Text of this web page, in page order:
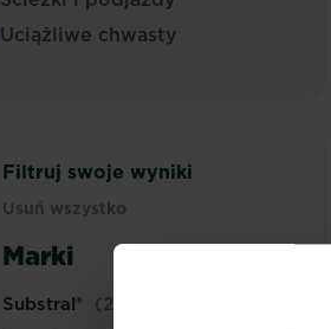
Menu
Secondary
Navigation
Uciążliwe chwasty
Filtruj swoje wyniki
Usuń wszystko
Marki
Substral®
(2)